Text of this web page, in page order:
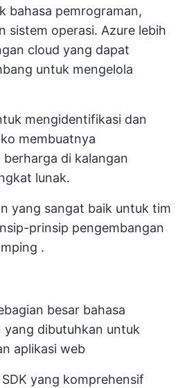
bahasa pemrograman,
sistem operasi. Azure lebih
cloud yang dapat
untuk mengelola
mengidentifikasi dan
membuatnya
di kalangan
lunak.
yang sangat baik untuk tim
prinsip pengembangan
.
besar bahasa
yang dibutuhkan untuk
aplikasi web
yang komprehensif